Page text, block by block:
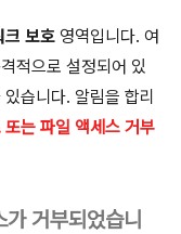
크 보호 영역입니다. 여
적으로 설정되어 있
습니다. 알림을 합리
는 파일 액세스 거부
거부되었습니